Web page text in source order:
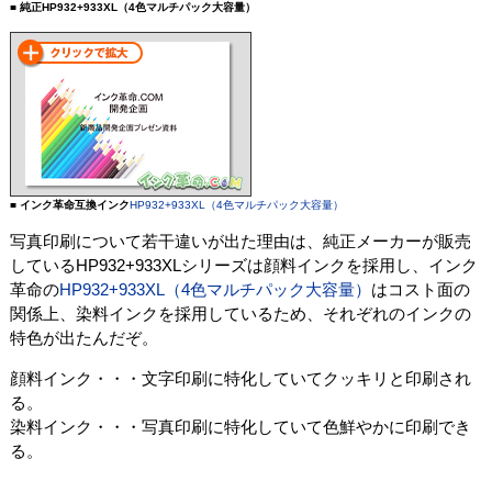
■ 純正HP932+933XL（4色マルチパック大容量）
■ インク革命互換インクHP932+933XL（4色マルチパック大容量）
写真印刷について若干違いが出た理由は、純正メーカーが販売
しているHP932+933XLシリーズは顔料インクを採用し、インク
革命のHP932+933XL（4色マルチパック大容量） はコスト面の
関係上、染料インクを採用しているため、それぞれのインクの
特色が出たんだぞ。
顔料インク・・・ 文字印刷に特化していてクッキリと印刷され
る。
染料インク・・・ 写真印刷に特化していて色鮮やかに印刷でき
る。